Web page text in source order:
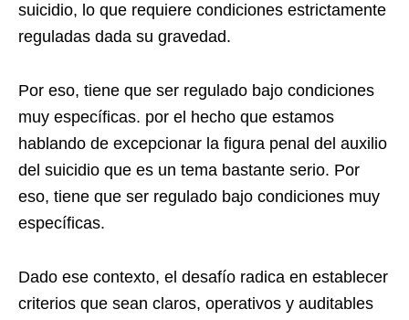
suicidio, lo que requiere condiciones estrictamente
reguladas dada su gravedad.
Por eso, tiene que ser regulado bajo condiciones
muy específicas. por el hecho que estamos
hablando de excepcionar la figura penal del auxilio
del suicidio que es un tema bastante serio. Por
eso, tiene que ser regulado bajo condiciones muy
específicas.
Dado ese contexto, el desafío radica en establecer
criterios que sean claros, operativos y auditables